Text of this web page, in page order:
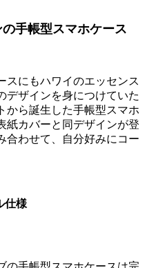
手帳型スマホケース
スにもハワイのエッセンス
デザインを身につけていた
から誕生した手帳型スマホ
紙カバーと同デザインが登
合わせて、自分好みにコー
仕様